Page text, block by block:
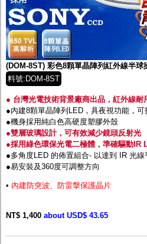
投光設備
防護罩及支架
多路攝影機單軸傳輸
監聽器.麥克風
網路設備
視訊轉換設備
雙絞線傳輸器
雜訊改善器
分配放大器
網路線用水晶頭
網路線
懶人線.同軸線.花線
線頭.插座.延長線.HDMI線
集線盒.防水盒.配線盒
變壓器.避雷器
偽裝嚇阻假監視器. 警示防盜貼紙
客訂商品
(DOM-8ST) 彩色8顆單晶陣列紅外線半球
料號:DOM-8ST
● 台灣光電技術背景廠商出品，紅外線耐
●內建8顆單晶陣列LED，具夜視功能，可
●機身採用純白色高硬度塑膠外殼
●雙層玻璃設計，可有效減少鏡頭反射光
●採用綠色環保光電二極體，準確驅動IR
●多角度LED 的佈置組合- 以達到 IR 光
●易安裝及360度可調整方向
• 內建防突波、防雷搫保護晶片
NT$ 1,400 about USD$ 43.65